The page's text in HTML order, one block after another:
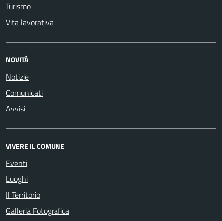
Turismo
Vita lavorativa
NOVITÀ
Notizie
Comunicati
Avvisi
VIVERE IL COMUNE
Eventi
Luoghi
Il Territorio
Galleria Fotografica